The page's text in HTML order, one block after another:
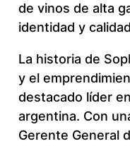
de vinos de alta
identidad y
La historia de
y el
destacado líder
argentina. Con
Gerente General